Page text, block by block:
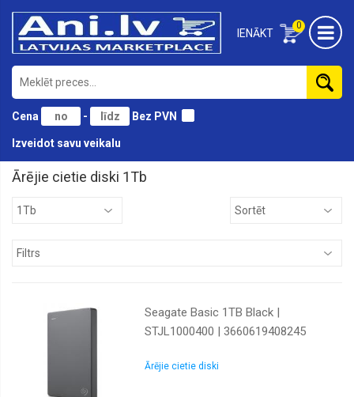
0
IENĀKT
Cena - Bez PVN
Izveidot savu veikalu
4Tb
Ārējie cietie diski 1Tb
Seagate Basic 1TB Black |
STJL1000400 | 3660619408245
Ārējie cietie diski